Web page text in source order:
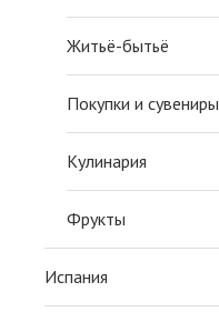
Житьё-бытьё
Покупки и сувениры
Кулинария
Фрукты
Испания